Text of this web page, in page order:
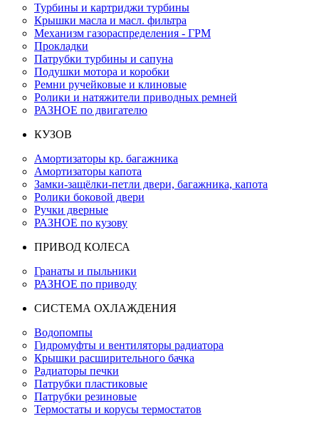
Турбины и картриджи турбины
Крышки масла и масл. фильтра
Механизм газораспределения - ГРМ
Прокладки
Патрубки турбины и сапуна
Подушки мотора и коробки
Ремни ручейковые и клиновые
Ролики и натяжители приводных ремней
РАЗНОЕ по двигателю
КУЗОВ
Амортизаторы кр. багажника
Амортизаторы капота
Замки-защёлки-петли двери, багажника, капота
Ролики боковой двери
Ручки дверные
РАЗНОЕ по кузову
ПРИВОД КОЛЕСА
Гранаты и пыльники
РАЗНОЕ по приводу
СИСТЕМА ОХЛАЖДЕНИЯ
Водопомпы
Гидромуфты и вентиляторы радиатора
Крышки расширительного бачка
Радиаторы печки
Патрубки пластиковые
Патрубки резиновые
Термостаты и корусы термостатов